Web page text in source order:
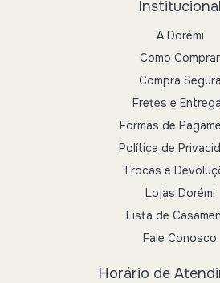
Institucional
A Dorémi
Como Comprar
Compra Segura
Fretes e
Formas de
Política de
Trocas e
Lojas Dorémi
Lista de
Fale Conosco
Horário de